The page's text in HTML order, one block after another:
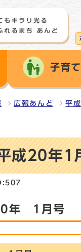
子育
広報あんど 平
成20年1
年 1月号